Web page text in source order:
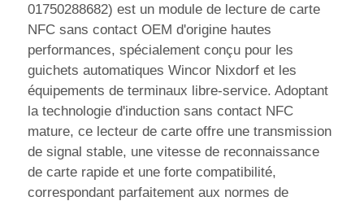
Aperçu
Produits
01750288682) est un module de lecture de carte
NFC sans contact OEM d'origine hautes
performances, spécialement conçu pour les
guichets automatiques Wincor Nixdorf et les
équipements de terminaux libre-service. Adoptant
la technologie d'induction sans contact NFC
mature, ce lecteur de carte offre une transmission
de signal stable, une vitesse de reconnaissance
de carte rapide et une forte compatibilité,
correspondant parfaitement aux normes de